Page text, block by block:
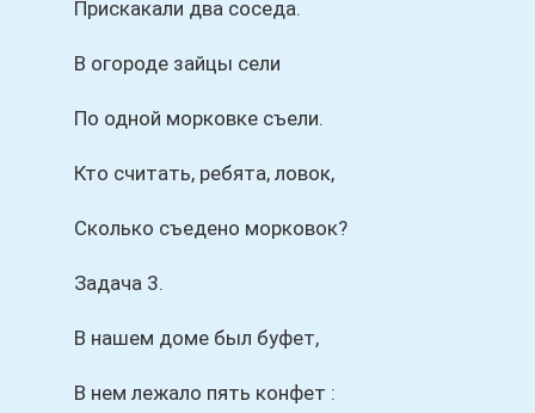
Прискакали два соседа.
В огороде зайцы сели
По одной морковке съели.
Кто считать, ребята, ловок,
Сколько съедено морковок?
Задача 3.
В нашем доме был буфет,
В нем лежало пять конфет :